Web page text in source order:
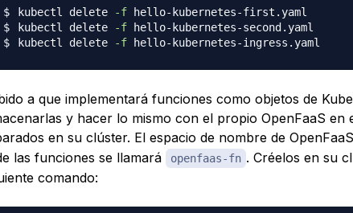
kubectl delete -f
kubectl delete
-f
kubectl delete
-f
a que implementará funciones como objetos de
y hacer lo mismo con el propio OpenFaaS en
en su clúster. El espacio de nombre de
las funciones se llamará
openfaas-fn . Créelos en su
comando: